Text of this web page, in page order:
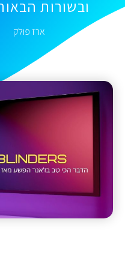
ובשורות
ארז פולק